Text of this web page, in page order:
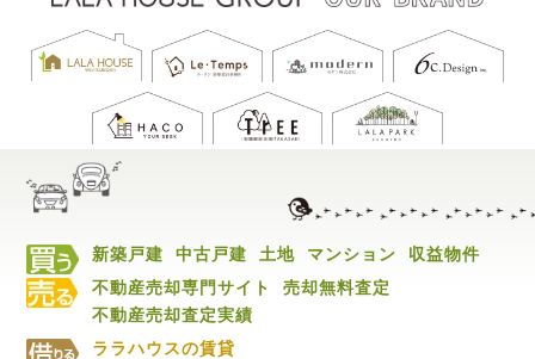
新築戸建 中古戸建 土地 マンション
収益物件
不動産売却専門サイト
売却無料査定
不動産売却査定実績
ララハウスの賃貸